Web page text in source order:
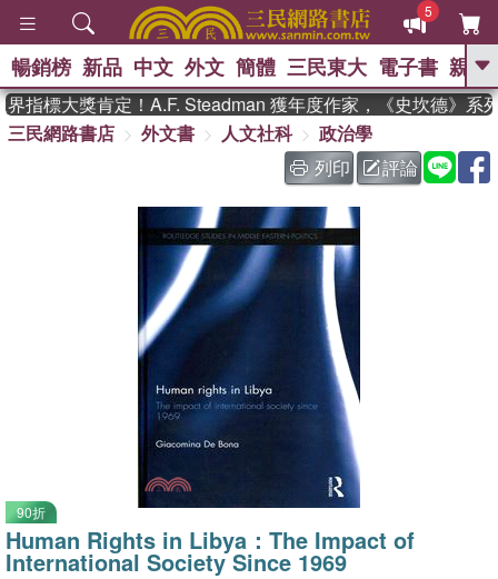
5
GO
熱搜： 東野圭吾 、 高希均教授回憶錄
The Odyssey 、 父親節 、 如果歷
史是一群喵 、 暑期推薦 、 國際布克
獎 臺灣漫遊錄 、 方念華
登輝時代 、 數學女孩：黎曼猜想
偉大的迷走神經
暢銷榜 新品 中文 外文 簡體 三民東大 電子書 親子
指標大獎肯定！A.F. Steadman 獲年度作家，《史坎德》系列
三民網路書店
外文書 人文社科
政治學
列印
評論
90折
Human Rights in Libya：The Impact of
International Society Since 1969